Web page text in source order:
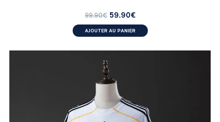
99.90€ 59.90€
AJOUTER AU PANIER